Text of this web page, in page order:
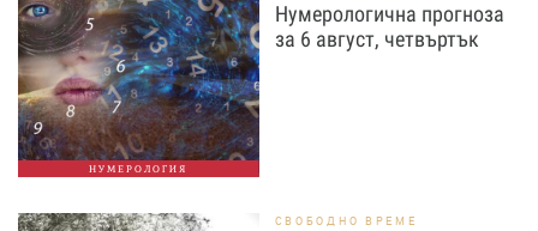
НУМЕРОЛОГИЯ
Нумерологична прогноза
за 6 август, четвъртък
СВОБОДНО ВРЕМЕ